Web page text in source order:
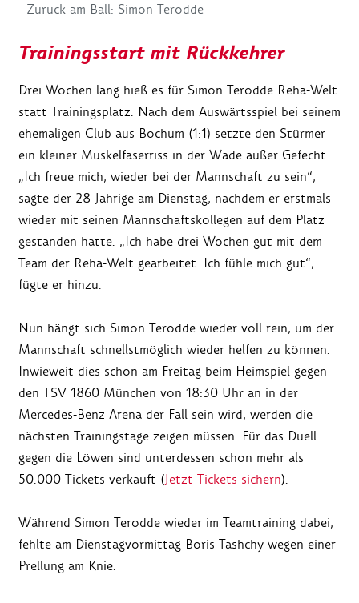
Zurück am Ball: Simon Terodde
Trainingsstart mit Rückkehrer
Drei Wochen lang hieß es für Simon Terodde Reha-Welt
statt Trainingsplatz. Nach dem Auswärtsspiel bei seinem
ehemaligen Club aus Bochum (1:1) setzte den Stürmer
ein kleiner Muskelfaserriss in der Wade außer Gefecht.
„Ich freue mich, wieder bei der Mannschaft zu sein“,
sagte der 28-Jährige am Dienstag, nachdem er erstmals
wieder mit seinen Mannschaftskollegen auf dem Platz
gestanden hatte. „Ich habe drei Wochen gut mit dem
Team der Reha-Welt gearbeitet. Ich fühle mich gut“,
fügte er hinzu.
Nun hängt sich Simon Terodde wieder voll rein, um der
Mannschaft schnellstmöglich wieder helfen zu können.
Inwieweit dies schon am Freitag beim Heimspiel gegen
den TSV 1860 München von 18:30 Uhr an in der
Mercedes-Benz Arena der Fall sein wird, werden die
nächsten Trainingstage zeigen müssen. Für das Duell
gegen die Löwen sind unterdessen schon mehr als
50.000 Tickets verkauft (Jetzt Tickets sichern).
Während Simon Terodde wieder im Teamtraining dabei,
fehlte am Dienstagvormittag Boris Tashchy wegen einer
Prellung am Knie.